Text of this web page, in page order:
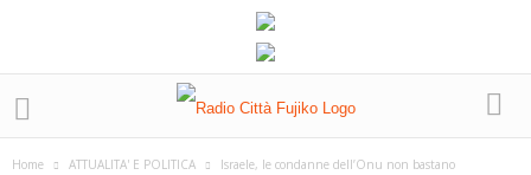
Home ATTUALITA' E POLITICA Israele, le condanne dell’Onu non bastano